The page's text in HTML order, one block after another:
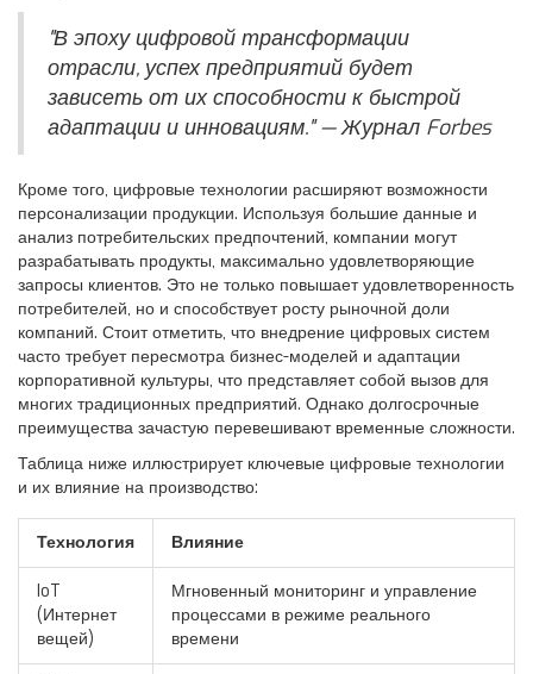
"В эпоху цифровой трансформации
отрасли, успех предприятий будет
зависеть от их способности к быстрой
адаптации и инновациям." — Журнал Forbes
Кроме того, цифровые технологии расширяют возможности
персонализации продукции. Используя большие данные и
анализ потребительских предпочтений, компании могут
разрабатывать продукты, максимально удовлетворяющие
запросы клиентов. Это не только повышает удовлетворенность
потребителей, но и способствует росту рыночной доли
компаний. Стоит отметить, что внедрение цифровых систем
часто требует пересмотра бизнес-моделей и адаптации
корпоративной культуры, что представляет собой вызов для
многих традиционных предприятий. Однако долгосрочные
преимущества зачастую перевешивают временные сложности.
Таблица ниже иллюстрирует ключевые цифровые технологии
и их влияние на производство:
Технология Влияние
IoT
(Интернет
вещей)
Мгновенный мониторинг и управление
процессами в режиме реального
времени